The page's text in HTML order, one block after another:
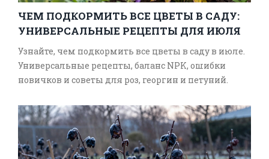
ЧЕМ ПОДКОРМИТЬ ВСЕ ЦВЕТЫ В САДУ:
УНИВЕРСАЛЬНЫЕ РЕЦЕПТЫ ДЛЯ ИЮЛЯ
Узнайте, чем подкормить все цветы в саду в июле.
Универсальные рецепты, баланс NPK, ошибки
новичков и советы для роз, георгин и петуний.